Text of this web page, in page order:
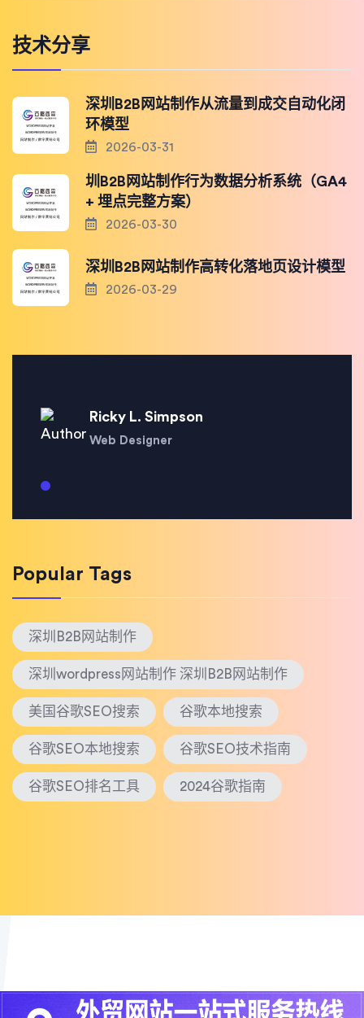
技术分享
深圳B2B网站制作从流量到成交自动化闭
环模型
2026-03-31
圳B2B网站制作行为数据分析系统（GA4
+ 埋点完整方案）
2026-03-30
深圳B2B网站制作高转化落地页设计模型
2026-03-29
Ricky L. Simpson
Web Designer
Popular Tags
深圳B2B网站制作
深圳wordpress网站制作 深圳B2B网站制作
美国谷歌SEO搜索 谷歌本地搜索
谷歌SEO本地搜索 谷歌SEO技术指南
谷歌SEO排名工具 2024谷歌指南